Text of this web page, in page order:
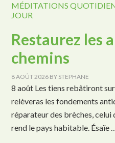
MÉDITATIONS
JOUR
Restaurez les
chemins
8 AOÛT 2026 BY STEPHANE
8 août Les tiens rebâtiront
relèveras les fondements
réparateur des brèches, celui
rend le pays habitable. Ésaïe